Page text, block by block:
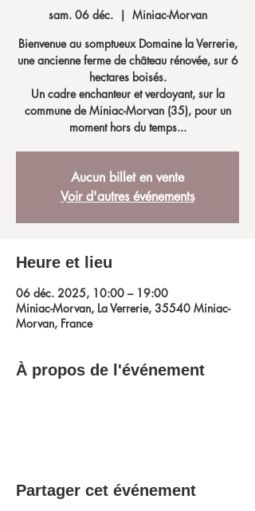
sam. 06 déc.
  |
Miniac-Morvan
Bienvenue au somptueux Domaine la Verrerie,
une ancienne ferme de château rénovée, sur 6
hectares boisés.
Un cadre enchanteur et verdoyant, sur la
commune de Miniac-Morvan (35), pour un
moment hors du temps...
Aucun billet en vente
Voir d'autres événements
Heure et lieu
06 déc. 2025, 10:00 – 19:00
Miniac-Morvan, La Verrerie, 35540 Miniac-
Morvan, France
À propos de l'événement
Partager cet événement